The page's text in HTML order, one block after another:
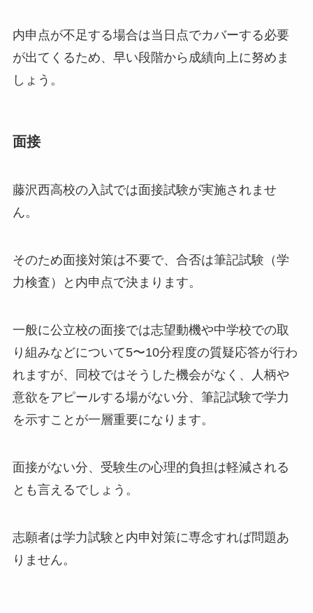
内申点が不足する場合は当日点でカバーする必要
が出てくるため、早い段階から成績向上に努めま
しょう。
面接
藤沢西高校の入試では面接試験が実施されませ
ん。
そのため面接対策は不要で、合否は筆記試験（学
力検査）と内申点で決まります。
一般に公立校の面接では志望動機や中学校での取
り組みなどについて5〜10分程度の質疑応答が行わ
れますが、同校ではそうした機会がなく、人柄や
意欲をアピールする場がない分、筆記試験で学力
を示すことが一層重要になります。
面接がない分、受験生の心理的負担は軽減される
とも言えるでしょう。
志願者は学力試験と内申対策に専念すれば問題あ
りません。